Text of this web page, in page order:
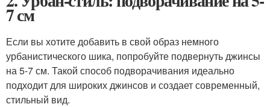
7 см
Если вы хотите добавить в свой образ немного
урбанистического шика, попробуйте подвернуть джинсы
на 5-7 см. Такой способ подворачивания идеально
подходит для широких джинсов и создает современный,
стильный вид.